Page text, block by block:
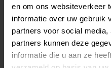
en om ons websiteverkeer
informatie over uw gebruik
partners voor social
partners kunnen deze
informatie die u aan ze
BEKIJK
Project